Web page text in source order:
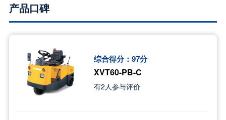
产品口碑
综合得分： 97分
XVT60-PB-C
有2 人参与评价